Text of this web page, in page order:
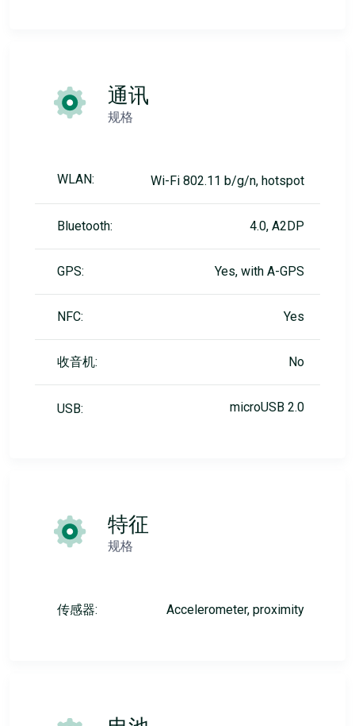
通讯
规格
WLAN: Wi-Fi 802.11 b/g/n, hotspot
Bluetooth: 4.0, A2DP
GPS: Yes, with A-GPS
NFC: Yes
收音机: No
USB: microUSB 2.0
特征
规格
传感器: Accelerometer, proximity